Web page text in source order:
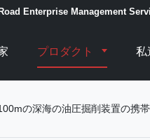
Enterprise Management
プロダクト 私
の深海の油圧掘削装置の携